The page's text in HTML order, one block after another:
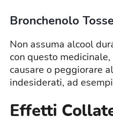
Bronchenolo
Non assuma alcool
con questo
causare o peggiorare
indesiderati, ad
Effetti